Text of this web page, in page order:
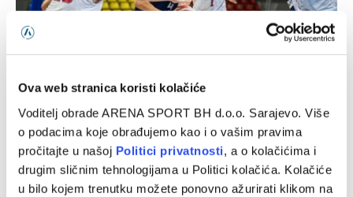
Ova web stranica koristi kolačiće
Voditelj obrade ARENA SPORT BH d.o.o. Sarajevo. Više
o podacima koje obrađujemo kao i o vašim pravima
pročitajte u našoj Politici privatnosti, a o kolačićima i
drugim sličnim tehnologijama u Politici kolačića. Kolačiće
u bilo kojem trenutku možete ponovno ažurirati klikom na
Kadetska reprezentacija BiH savladala Bugarsku
08/08/2026